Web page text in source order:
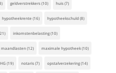
geldverstrekkers(10) huis(7)
hypotheekrente (16) hypotheekschuld(8)
inkomstenbelasting(10)
maandlasten(12) maximale hypotheek(10)
(19) notaris(7) opstalverzekering(14)